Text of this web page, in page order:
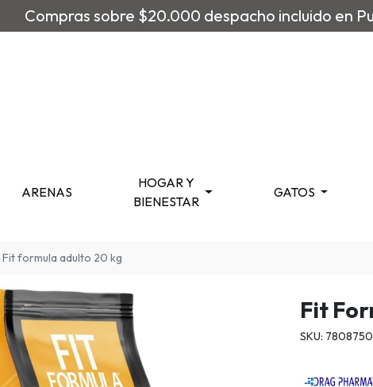
Compras sobre $20.000 despacho incluido en
ARENAS
HOGAR Y
BIENESTAR
GATOS
Fit formula adulto 20 kg
Fit
SKU: